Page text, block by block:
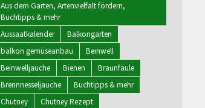
Aus dem Garten, Artenvielfalt fördern,
Buchtipps & mehr
Aussaatkalender
Balkongarten
balkon gemüseanbau
Beinwell
Beinwelljauche
Bienen
Braunfäule
Brennnesseljauche
Buchtipps & mehr
Chutney
Chutney Rezept